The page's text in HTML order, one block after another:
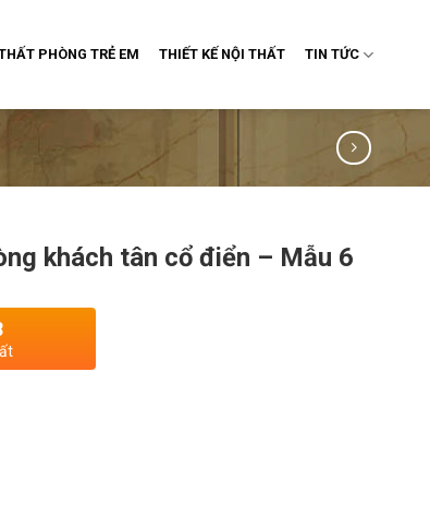
PHÒNG TRẺ EM THIẾT KẾ NỘI THẤT TIN TỨC
khách tân cổ điển – Mẫu 6